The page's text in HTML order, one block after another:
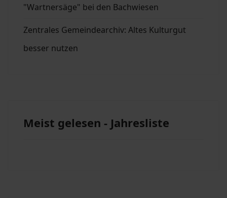
"Wartnersäge" bei den Bachwiesen
Zentrales Gemeindearchiv: Altes Kulturgut
besser nutzen
Meist gelesen - Jahresliste